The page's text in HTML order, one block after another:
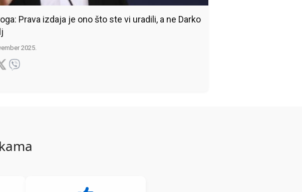
Prava izdaja je ono što ste vi uradili, a ne Darko
2025.